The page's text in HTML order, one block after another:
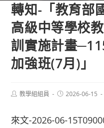
轉知-「教育部
高級中等學校
訓實施計畫
加強班(7月)」
Post教學組組員
Post2026-06-15
來文-2026-06-